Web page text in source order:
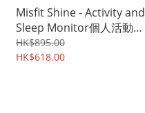
Misfit Shine - Activity and
Sleep Monitor個人活動監
測器
HK$895.00
HK$618.00